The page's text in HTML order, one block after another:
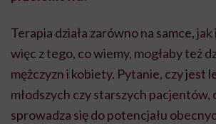
Terapia działa zarówno na samce, jak
więc z tego, co wiemy, mogłaby też
mężczyzn i kobiety. Pytanie, czy jest
młodszych czy starszych
sprowadza się do potencjału